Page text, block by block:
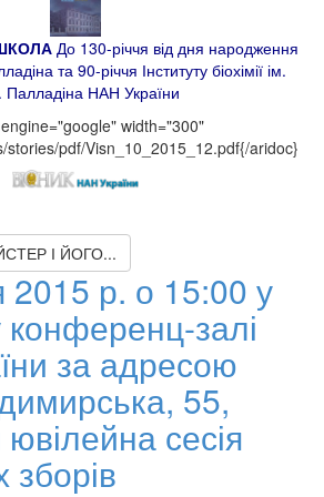
До 130-річчя від дня народження
та 90-річчя Інституту біохімії ім.
НАН України
width="300"
stories/pdf/Visn_10_2015_12.pdf{/aridoc}
І ЙОГО...
2015 р. о 15:00 у
залі
за адресою
55,
ювілейна сесія
зборів